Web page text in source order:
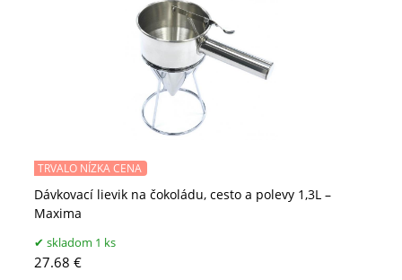
Dávkovací lievik na čokoládu, cesto a polevy 1,3L –
Maxima
TRVALO NÍZKA CENA
skladom 1 ks
27.68 €